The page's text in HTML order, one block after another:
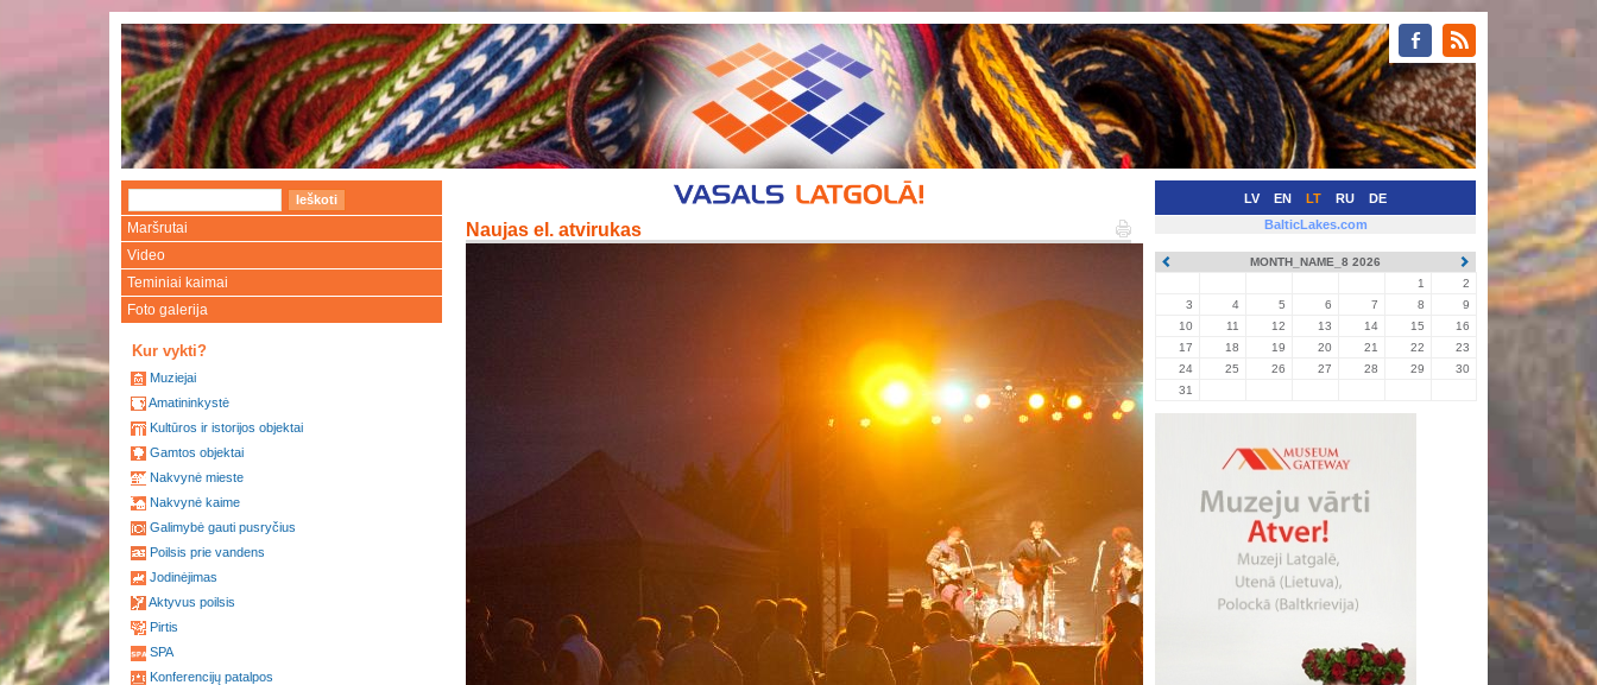
LV EN LT RU DE
Maršrutai
Video
Teminiai kaimai
Foto galerija
Kur vykti?
Muziejai
Amatininkystė
Kultūros ir istorijos objektai
Gamtos objektai
Nakvynė mieste
Nakvynė kaime
Galimybė gauti pusryčius
Poilsis prie vandens
Jodinėjimas
Aktyvus poilsis
Pirtis
SPA
Konferencijų patalpos
Naujas el. atvirukas BalticLakes.com
MONTH_NAME_8 2026
1
2
3
4 5 6 7 8
9
10
11 12 13 14 15
16
17
18 19 20 21 22
23
24
25 26 27 28 29
30
31